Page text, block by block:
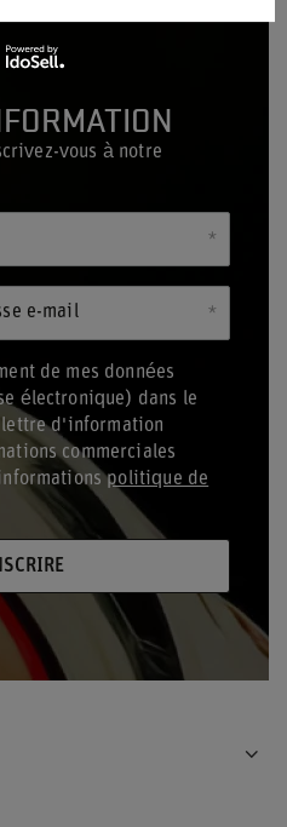
vous à notre
e-mail
de mes données
électronique) dans le
d'information
commerciales
politique de